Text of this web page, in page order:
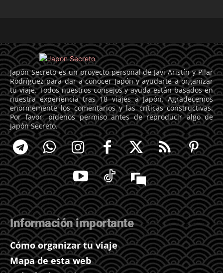
Japón Secreto es un proyecto personal de Javi Aristín y Pilar
Rodríguez para dar a conocer Japón y ayudarte a organizar
tu viaje. Todos nuestros consejos y ayuda están basados en
nuestra experiencia tras 18 viajes a Japón. Agradecemos
enormemente los comentarios y las críticas constructivas.
Por favor, pídenos permiso antes de reproducir algo de
Japón Secreto.
Información importante
Cómo organizar tu viaje
Mapa de esta web